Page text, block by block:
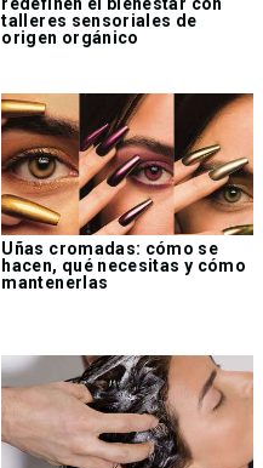
talleres sensoriales de
origen orgánico
Uñas cromadas: cómo se
hacen, qué necesitas y cómo
mantenerlas